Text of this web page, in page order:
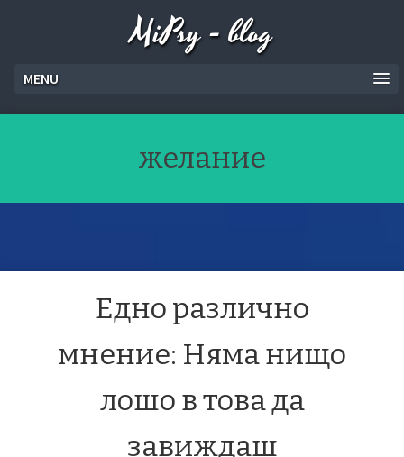
MiPsy - blog
MENU
желание
Едно различно
мнение: Няма нищо
лошо в това да
завиждаш